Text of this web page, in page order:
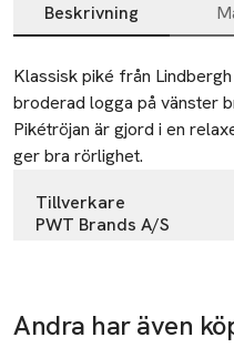
Beskrivning
Beskrivning
Klassisk piké från
broderad logga på vänster
Pikétröjan är gjord i en
ger bra rörlighet.
Tillverkare
PWT Brands A/S
Denmark
Andra har även